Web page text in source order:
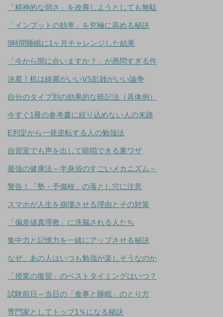
「精神的な弱さ」を改善しようとしても無駄
「インプットの効率」を究極に高める秘訣
9時間睡眠に1ヶ月チャレンジした結果
「今から間に合いますか？」が愚問すぎる件
決着！机は綺麗がいいVS乱雑がいい論争
自分のタイプ別の効果的な暗記法（具体例）
今すぐ1冊の参考書に絞り込めない人の末路
E判定から一発逆転する人の勉強法
自習室でも声を出して暗唱できる裏ワザ
最強の健康法～半身浴のすごいメカニズム～
警告！「塾・予備校」の落とし穴に注意
スマホが人生を崩壊させる理由とその対策
「偏差値真理教」に洗脳される人たち
集中力と記憶力を一緒にアップさせる秘訣
なぜ、あの人はいつも勉強が楽しそうなのか
「授業の復習」のベストタイミングはいつ？
試験前日～当日の「食事と睡眠」のとり方
専門家としてトップ1％になる秘訣